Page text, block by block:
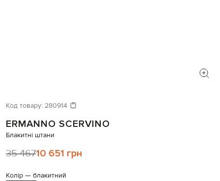
Код товару: 280914
ERMANNO SCERVINO
Блакитні штани
35 46710 651 грн
Колір — блакитний